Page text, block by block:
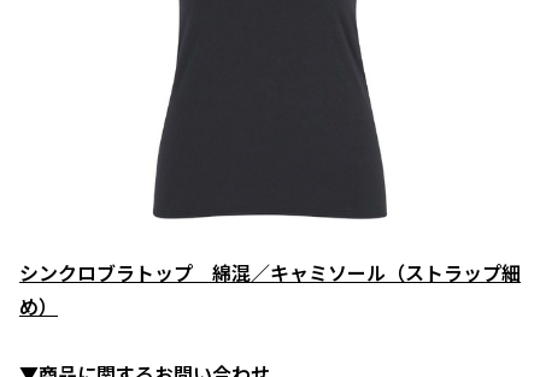
シンクロブラトップ 綿混／キャミソール（ストラップ細
め）